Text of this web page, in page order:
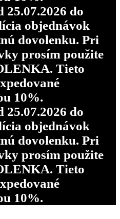
do
objednávok
dovolenku. Pri
prosím použite
Tieto
10%.
do
objednávok
dovolenku. Pri
prosím použite
Tieto
10%.